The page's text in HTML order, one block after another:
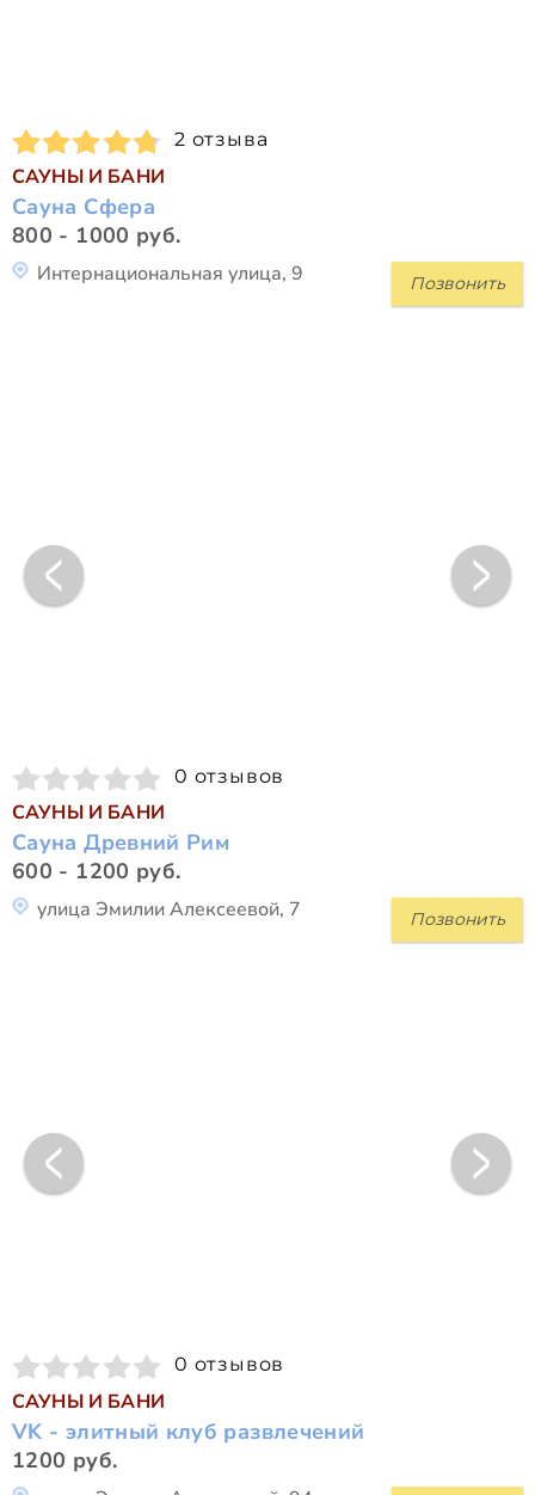
2 отзыва
САУНЫ И БАНИ
Сауна Сфера
800 - 1000 руб.
Позвонить
Интернациональная улица, 9
0 отзывов
САУНЫ И БАНИ
Сауна Древний Рим
600 - 1200 руб.
Позвонить
улица Эмилии Алексеевой, 7
0 отзывов
САУНЫ И БАНИ
VK - элитный клуб развлечений
1200 руб.